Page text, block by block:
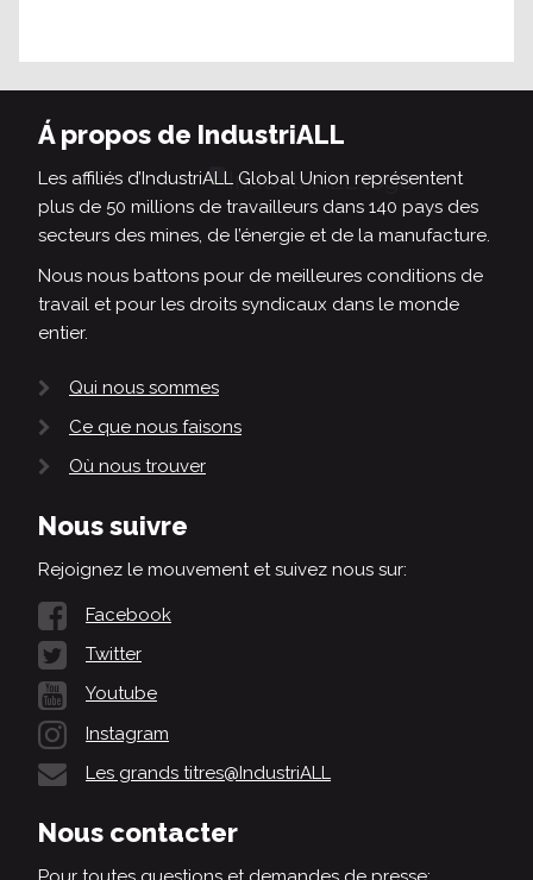
Á propos de IndustriALL
Les affiliés d’IndustriALL Global Union représentent
plus de 50 millions de travailleurs dans 140 pays des
secteurs des mines, de l’énergie et de la manufacture.
Nous nous battons pour de meilleures conditions de
travail et pour les droits syndicaux dans le monde
entier.
Qui nous sommes
Ce que nous faisons
Où nous trouver
Nous suivre
Rejoignez le mouvement et suivez nous sur:
Facebook
Twitter
Youtube
Instagram
Les grands titres@IndustriALL
Nous contacter